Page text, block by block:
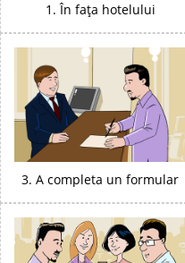
1. În fața hotelului
3. A completa un formular